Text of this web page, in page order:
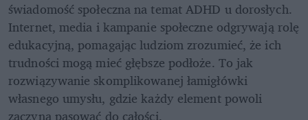
świadomość społeczna na temat ADHD u dorosłych.
Internet, media i kampanie społeczne odgrywają rolę
edukacyjną, pomagając ludziom zrozumieć, że ich
trudności mogą mieć głębsze podłoże. To jak
rozwiązywanie skomplikowanej łamigłówki
własnego umysłu, gdzie każdy element powoli
zaczyna pasować do całości.